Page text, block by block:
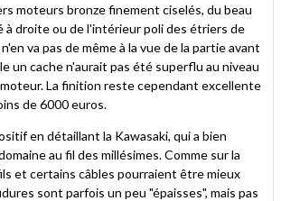
moteurs bronze finement ciselés, du beau
à droite ou de l'intérieur poli des étriers de
va pas de même à la vue de la partie avant
un cache n'aurait pas été superflu au niveau
La finition reste cependant excellente
de 6000 euros.
en détaillant la Kawasaki, qui a bien
au fil des millésimes. Comme sur la
et certains câbles pourraient être mieux
sont parfois un peu "épaisses", mais pas